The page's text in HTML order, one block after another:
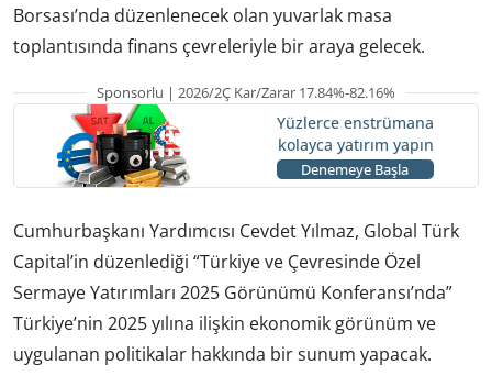
Borsası’nda düzenlenecek olan yuvarlak masa
toplantısında finans çevreleriyle bir araya gelecek.
Sponsorlu | 2026/2Ç Kar/Zarar 17.84%-82.16%
Yüzlerce enstrümana
kolayca yatırım yapın
Denemeye Başla
Cumhurbaşkanı Yardımcısı Cevdet Yılmaz, Global Türk
Capital’in düzenlediği “Türkiye ve Çevresinde Özel
Sermaye Yatırımları 2025 Görünümü Konferansı’nda”
Türkiye’nin 2025 yılına ilişkin ekonomik görünüm ve
uygulanan politikalar hakkında bir sunum yapacak.